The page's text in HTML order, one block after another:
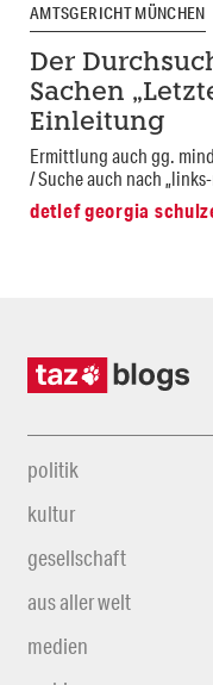
AMTSGERICHT MÜNCHEN
Der
Sachen
Einleitung
Ermittlung auch gg.
/ Suche auch nach
detlef georgia
politik
kultur
gesellschaft
aus aller welt
medien